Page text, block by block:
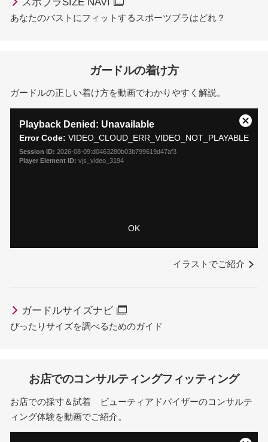
あなたのバストにフィットするスポーツブラはどれ？
ガードルの着け方
ガードルの正しい着け方を動画でわかりやすく解説。
modal
window.
Playback Denied: Unavailable
Error Code: VIDEO_CLOUD_ERR_VIDEO_NOT_PLAYABLE
Session ID: 2026-08-09:d0463280b03b799619d47af3
Player Element ID: vjs_video_3194
OK
Close
イラストでご紹介
ガードルサイズナビ
ぴったりサイズを調べるためのガイド
お店でのコンサルティングフィッティング
お店での採寸＆試着 ビューティアドバイザーのコンサルテ
ィング体験を動画でご紹介。